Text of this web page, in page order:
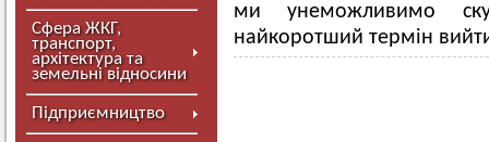
Сфера ЖКГ,
транспорт,
архітектура та
земельні відносини
Підприємництво
ми унеможливимо
найкоротший термін